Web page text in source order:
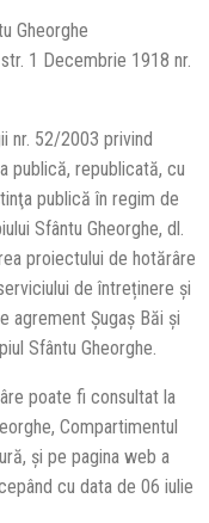
Gheorghe
1 Decembrie 1918 nr.
nr. 52/2003 privind
publică, republicată, cu
publică în regim de
Sfântu Gheorghe, dl.
proiectului de hotărâre
de întreținere și
agrement Șugaș Băi și
Sfântu Gheorghe.
poate fi consultat la
Compartimentul
și pe pagina web a
cu data de 06 iulie